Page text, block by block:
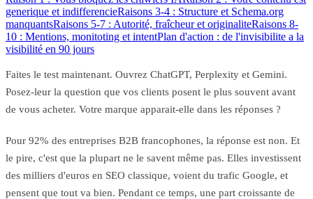
generique et indifferencieRaisons 3-4 : Structure et Schema.org
manquantsRaisons 5-7 : Autorité, fraîcheur et originaliteRaisons 8-
10 : Mentions, monitoting et intentPlan d'action : de l'invisibilite a la
visibilité en 90 jours
Faites le test maintenant. Ouvrez ChatGPT, Perplexity et Gemini.
Posez-leur la question que vos clients posent le plus souvent avant
de vous acheter. Votre marque apparait-elle dans les réponses ?
Pour 92% des entreprises B2B francophones, la réponse est non. Et
le pire, c'est que la plupart ne le savent même pas. Elles investissent
des milliers d'euros en SEO classique, voient du trafic Google, et
pensent que tout va bien. Pendant ce temps, une part croissante de